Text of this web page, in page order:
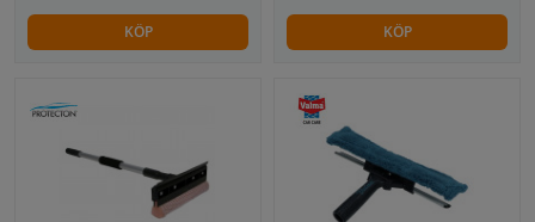
Husbil, motorcykel, cykel & båt
Sensorer & Elsystem
KÖP KÖP